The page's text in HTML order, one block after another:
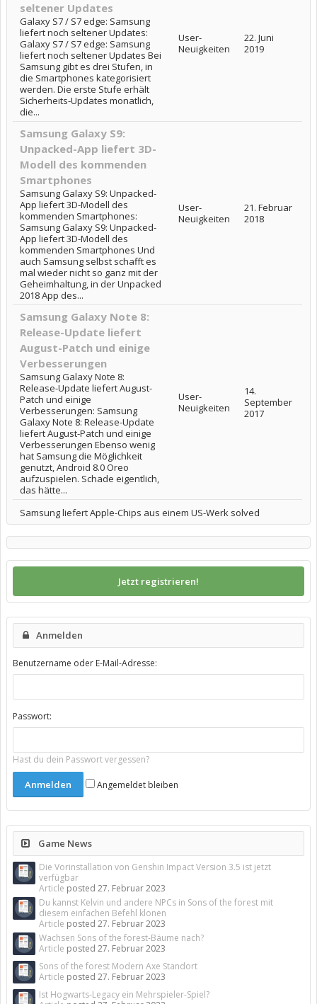
seltener Updates
Galaxy S7 / S7 edge: Samsung
liefert noch seltener Updates:
Galaxy S7 / S7 edge: Samsung
liefert noch seltener Updates Bei
Samsung gibt es drei Stufen, in
die Smartphones kategorisiert
werden. Die erste Stufe erhält
Sicherheits-Updates monatlich,
die...
User-
Neuigkeiten
22. Juni
2019
Samsung Galaxy S9:
Unpacked-App liefert 3D-
Modell des kommenden
Smartphones
Samsung Galaxy S9: Unpacked-
App liefert 3D-Modell des
kommenden Smartphones:
Samsung Galaxy S9: Unpacked-
App liefert 3D-Modell des
kommenden Smartphones Und
auch Samsung selbst schafft es
mal wieder nicht so ganz mit der
Geheimhaltung, in der Unpacked
2018 App des...
User-
Neuigkeiten
21. Februar
2018
Samsung Galaxy Note 8:
Release-Update liefert
August-Patch und einige
Verbesserungen
Samsung Galaxy Note 8:
Release-Update liefert August-
Patch und einige
Verbesserungen: Samsung
Galaxy Note 8: Release-Update
liefert August-Patch und einige
Verbesserungen Ebenso wenig
hat Samsung die Möglichkeit
genutzt, Android 8.0 Oreo
aufzuspielen. Schade eigentlich,
das hätte...
User-
Neuigkeiten
14.
September
2017
Samsung liefert Apple-Chips aus einem US-Werk solved
Jetzt registrieren!
Anmelden
Benutzername oder E-Mail-Adresse:
Passwort:
Hast du dein Passwort vergessen?
Angemeldet bleiben
Game News
Die Vorinstallation von Genshin Impact Version 3.5 ist jetzt
verfügbar
Article posted 27. Februar 2023
Du kannst Kelvin und andere NPCs in Sons of the forest mit
diesem einfachen Befehl klonen
Article posted 27. Februar 2023
Wachsen Sons of the forest-Bäume nach?
Article posted 27. Februar 2023
Sons of the forest Modern Axe Standort
Article posted 27. Februar 2023
Ist Hogwarts-Legacy ein Mehrspieler-Spiel?